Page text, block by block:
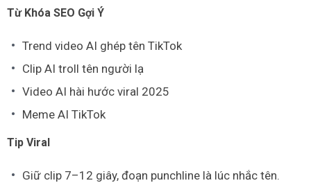
Từ Khóa SEO Gợi Ý
Trend video AI ghép tên TikTok
Clip AI troll tên người lạ
Video AI hài hước viral 2025
Meme AI TikTok
Tip Viral
Giữ clip 7–12 giây, đoạn punchline là lúc nhắc tên.